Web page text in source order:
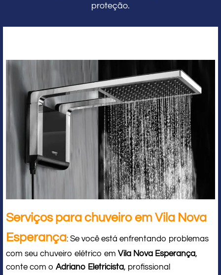
proteção.
Serviços para chuveiro em Vila Nova
Esperança: Se você está enfrentando problemas
com seu chuveiro elétrico em Vila Nova Esperança,
conte com o Adriano Eletricista, profissional